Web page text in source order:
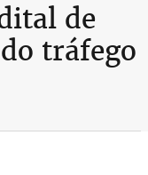
de
tráfego